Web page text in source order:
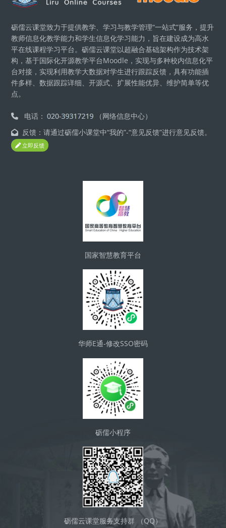
砺儒云课堂致力于提供教学、学习与教学管理“一站式”服务，提升
教师信息化教学能力和学生信息化学习能力，旨在建设成为高水
平在线课程学习平台。砺儒云课堂以超融合基础架构作为技术架
构，基于国际化开源教学平台Moodle，实现与多种校内信息化平
台对接，实现利用教学大数据对学生进行跟踪反馈，具有功能插
件多样、数据跟踪详细、开源式、扩展性能优异、维护简单等优
点。
电话：
（网络信息中心）
反馈：请通过砺儒小课堂中“我的”-“意见反馈”进行意见反馈。
立即反馈
国家智慧教育平台
华师E通-修改SSO密码
砺儒小程序
砺儒云课堂服务支持群 （QQ）